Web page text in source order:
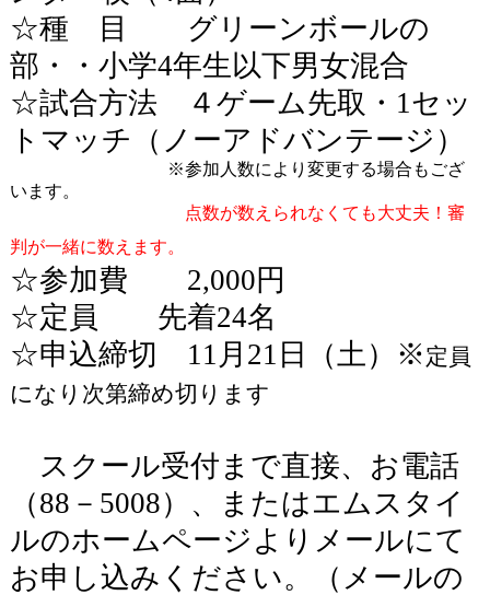
☆種 目 グリーンボールの
部・・小学4年生以下男女混合
☆試合方法 ４ゲーム先取・ 1 セッ
トマッチ（ノーアドバンテージ）
※参加人数により変更する場合もござ
います。
点数が数えられなくても大丈夫！審
判が一緒に数えます。
☆参加費 2,000円
☆定員 先着24名
☆申込締切 11 月 21 日（土）※定員
になり次第締め切ります
スクール受付まで直接、お電話
（88 － 5008）、またはエムスタイ
ルのホームページよりメールにて
お申し込みください。（メールの